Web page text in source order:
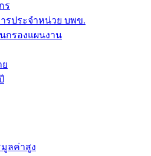
ร
รประจำหน่วย บพข.
กรองแผนงาน
ย
ลค่าสูง